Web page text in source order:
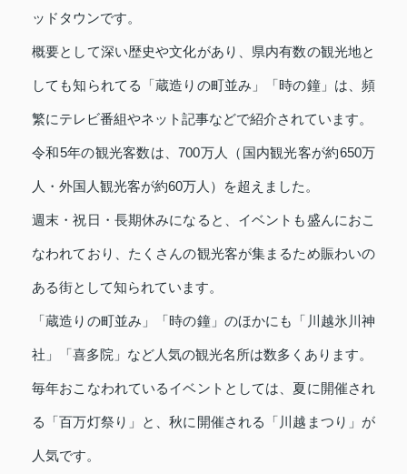
ッドタウンです。
概要として深い歴史や文化があり、県内有数の観光地と
しても知られてる「蔵造りの町並み」「時の鐘」は、頻
繁にテレビ番組やネット記事などで紹介されています。
令和5年の観光客数は、700万人（国内観光客が約650万
人・外国人観光客が約60万人）を超えました。
週末・祝日・長期休みになると、イベントも盛んにおこ
なわれており、たくさんの観光客が集まるため賑わいの
ある街として知られています。
「蔵造りの町並み」「時の鐘」のほかにも「川越氷川神
社」「喜多院」など人気の観光名所は数多くあります。
毎年おこなわれているイベントとしては、夏に開催され
る「百万灯祭り」と、秋に開催される「川越まつり」が
人気です。